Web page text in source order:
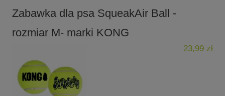
Zabawka dla psa SqueakAir Ball -
rozmiar M- marki KONG
23,99 zł